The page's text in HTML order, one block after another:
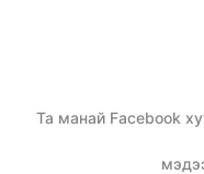
Та манай Facebook